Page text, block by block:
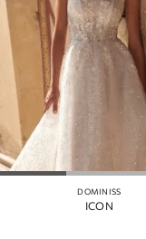
DOMINISS
ICON